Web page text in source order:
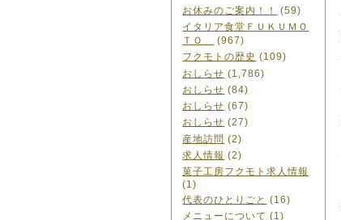
お休みのご案内！！
(59)
イタリア食堂ＦＵＫＵＭＯ
ＴＯ
(967)
フクモトの歴史 (109)
おしらせ (1,786)
おしらせ (84)
おしらせ (67)
おしらせ (27)
産地訪問 (2)
求人情報 (2)
菓子工房フクモト求人情報
(1)
代表のひとりごと (16)
メニューについて (1)